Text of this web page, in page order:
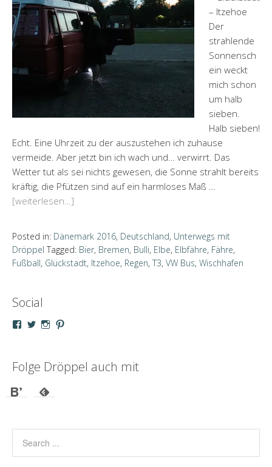
– Itzehoe
Der
strahlende
Sonnensch
ein weckt
mich schon
um halb
sieben.
Halb sieben!
Echt. Eine Uhrzeit zu der auszustehen ich zuhause
vermeide. Aber jetzt bin ich wach und… verwirrt. Das
Wetter tut als sei nichts gewesen, die Sonne strahlt bereits
kräftig, die Pfützen sind auf ein harmloses Maß …
[weiterlesen…]
Posted in: Dänemark 2016, Deutschland, Unterwegs mit
Dröppel Tagged: Bier, Bremen, Bulli, Elbe, Elbfähre, Fähre,
Fußball, Glückstadt, Itzehoe, Regen, T3, VW Bus, Wischhafen
Social
Profil
Facebook
anzeigen
Profil
Twitter
anzeigen
Profil
Instagram
anzeigen
Profil
Pinterest
anzeigen
Folge Dröppel auch mit